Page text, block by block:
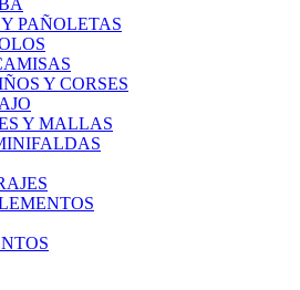
PAÑOLETAS
Y CORSES
Y MALLAS